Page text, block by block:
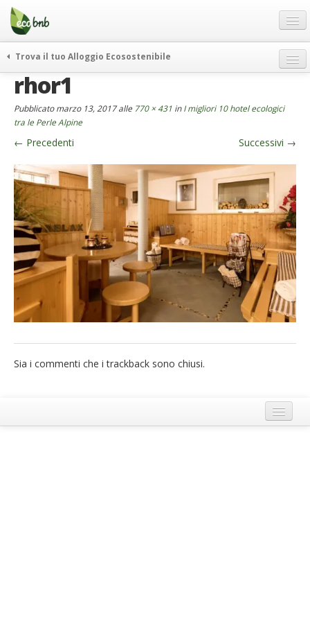
Menu
Salta
contenuto
Offerte Speciali
Regali
FAQ
Chi Siamo
Partner
Contatti
Italiano
German
English
Spanish
Italiano
Trova il tuo Alloggio Ecosostenibile
weekend green
curiosità
vivere e viaggiare verde
news ed eventi
ecohotel
rassegna stampa
rhor1
Pubblicatomarzo 13, 2017alle 770 × 431 inI migliori 10 hotel ecologici
tra le Perle Alpine
← Precedenti Successivi →
Sia i commenti che i trackback sono chiusi.